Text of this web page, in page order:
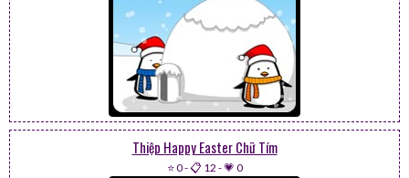
Thiệp Happy Easter Chữ Tím
⭐ 0-📋 12 -💗 0